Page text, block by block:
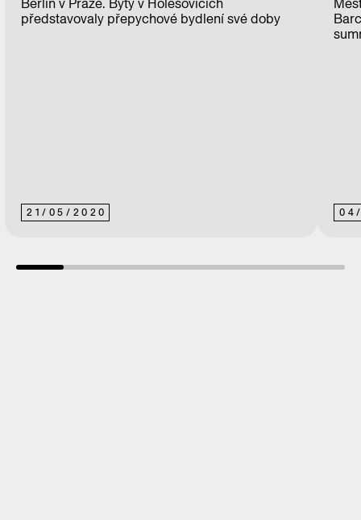
21/ 05/ 2020
představovaly přepychové bydlení své doby
04